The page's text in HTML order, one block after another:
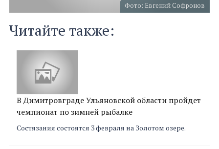
Фото: Евгений Софронов
Читайте также:
В Димитровграде Ульяновской области пройдет
чемпионат по зимней рыбалке
Состязания состоятся 3 февраля на Золотом озере.